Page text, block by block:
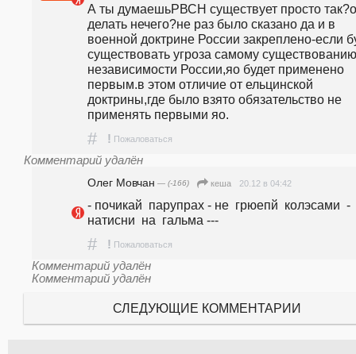
А ты думаешьРВСН существует просто
делать нечего?не раз было сказано да и в
военной доктрине России закреплено-если
существовать угроза самому существованию
независимости России,яо будет применено
первым.в этом отличие от ельцинской
доктрины,где было взято обязательство не
применять первыми яо.
# ! Пожаловаться
Комментарий удалён
Олег Мовчан — (-166) кеша 20.12 в 04:42
- почикай  парупрах - не  грюепй  колэсами  -
натисни  на  гальма ---
# ! Пожаловаться
Комментарий удалён
Комментарий удалён
СЛЕДУЮЩИЕ КОММЕНТАРИИ